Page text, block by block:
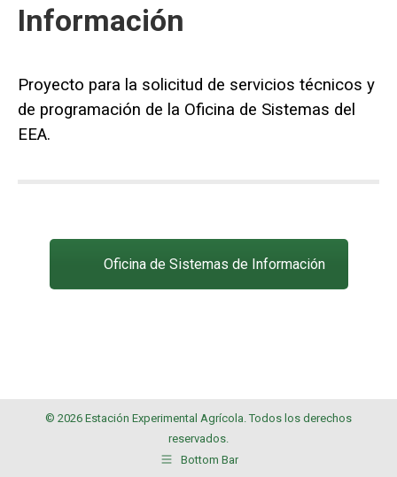
Información
Proyecto para la solicitud de servicios técnicos y
de programación de la Oficina de Sistemas del
EEA.
Oficina de Sistemas de Información
© 2026 Estación Experimental Agrícola. Todos los derechos
reservados.
Bottom Bar